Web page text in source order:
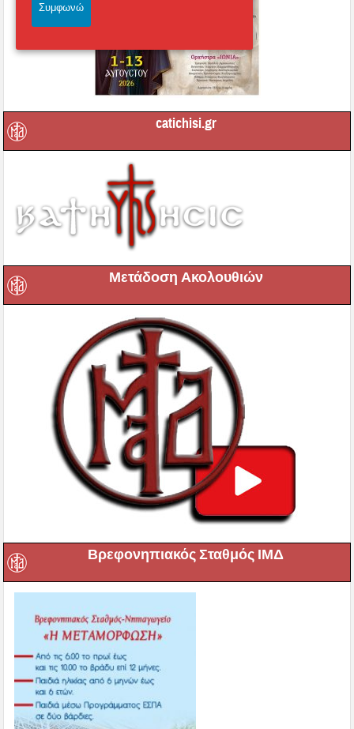
catichisi.gr
Μετάδοση Ακολουθιών
Βρεφονηπιακός Σταθμός ΙΜΔ
Συμφωνώ